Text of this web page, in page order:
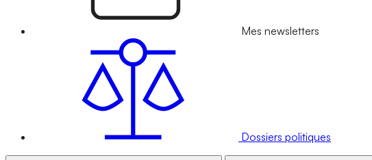
Mes newsletters
Dossiers politiques